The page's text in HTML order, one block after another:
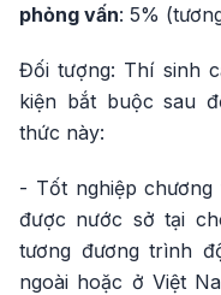
phỏng vấn: 5%
Đối tượng: Thí sinh
kiện bắt buộc sau
thức này:
- Tốt nghiệp
được nước sở tại
tương đương trình
ngoài hoặc ở Việt